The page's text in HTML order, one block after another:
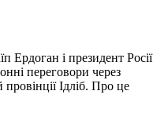
Ердоган і президент Росії
переговори через
Ідліб. Про це